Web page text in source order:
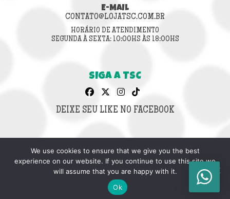
E-MAIL
CONTATO@LOJATSC.COM.BR
HORÁRIO DE ATENDIMENTO
SEGUNDA À SEXTA: 10:00HS ÀS 18:00HS
SIGA A TSC
DEIXE SEU LIKE NO FACEBOOK
CNPJ: 42.636.853/0001-64
© 2026 LOJA TSC.
TODOS OS DIREITOS RESERVADOS.
DESIGN & DESENVOLVIMENTO: INFINITO AG.
We use cookies to ensure that we give you the best
experience on our website. If you continue to use this site we
will assume that you are happy with it.
Ok